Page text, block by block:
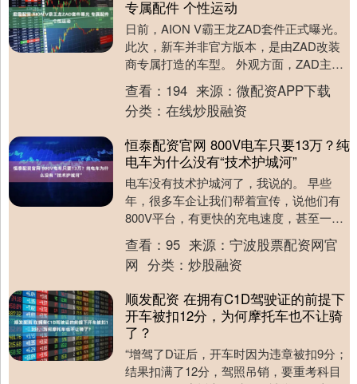
专属配件 个性运动
日前，AION V霸王龙ZAD套件正式曝光。
此次，新车并非官方版本，是由ZAD改装
商专属打造的车型。 外观方面，ZAD主要
是对车辆进行了个性化升级，并且定制了
前....
查看： 194 来源： 微配资APP下载
分类： 在线炒股融资
恒泰配资官网 800V电车只要13万？纯
电车为什么没有“技术护城河”
电车没有技术护城河了，我说的。 早些
年，很多车企让我们帮着宣传，说他们有
800V平台，有更快的充电速度，甚至一些
企业拼的很细，说自己是“全域800V”。 不
单单....
查看： 95 来源： 宁波股票配资网官
网 分类： 炒股融资
顺发配资 在拥有C1D驾驶证的前提下
开车被扣12分，为何摩托车也不让骑
了？
“增驾了D证后，开车时因为违章被扣9分；
结果扣满了12分，驾照吊销，要重考科目